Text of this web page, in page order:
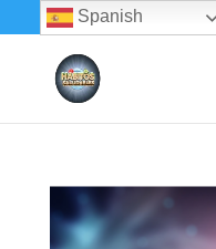
+(505) 8200-1450
Spanish